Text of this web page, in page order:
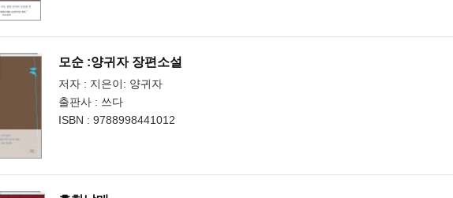
모순 :양귀자 장편소설
저자 : 지은이: 양귀자
출판사 : 쓰다
ISBN : 9788998441012